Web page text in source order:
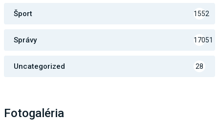
Šport 1552
Správy 17051
Uncategorized 28
Fotogaléria